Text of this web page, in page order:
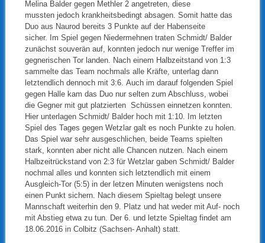
Melina Balder gegen Methler 2 angetreten, diese
mussten jedoch krankheitsbedingt absagen. Somit hatte das
Duo aus Naurod bereits 3 Punkte auf der Habenseite
sicher. Im Spiel gegen Niedermehnen traten Schmidt/ Balder
zunächst souverän auf, konnten jedoch nur wenige Treffer im
gegnerischen Tor landen. Nach einem Halbzeitstand von 1:3
sammelte das Team nochmals alle Kräfte, unterlag dann
letztendlich dennoch mit 3:6. Auch im darauf folgenden Spiel
gegen Halle kam das Duo nur selten zum Abschluss, wobei
die Gegner mit gut platzierten Schüssen einnetzen konnten.
Hier unterlagen Schmidt/ Balder hoch mit 1:10. Im letzten
Spiel des Tages gegen Wetzlar galt es noch Punkte zu holen.
Das Spiel war sehr ausgeschlichen, beide Teams spielten
stark, konnten aber nicht alle Chancen nutzen. Nach einem
Halbzeitrückstand von 2:3 für Wetzlar gaben Schmidt/ Balder
nochmal alles und konnten sich letztendlich mit einem
Ausgleich-Tor (5:5) in der letzen Minuten wenigstens noch
einen Punkt sichern. Nach diesem Spieltag belegt unsere
Mannschaft weiterhin den 9. Platz und hat weder mit Auf- noch
mit Abstieg etwa zu tun. Der 6. und letzte Spieltag findet am
18.06.2016 in Colbitz (Sachsen- Anhalt) statt.